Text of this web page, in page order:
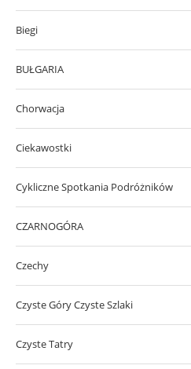
Biegi
BUŁGARIA
Chorwacja
Ciekawostki
Cykliczne Spotkania Podróżników
CZARNOGÓRA
Czechy
Czyste Góry Czyste Szlaki
Czyste Tatry